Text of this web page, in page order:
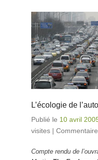
L’écologie de
Publié le 10 avril
visites |
Compte rendu de